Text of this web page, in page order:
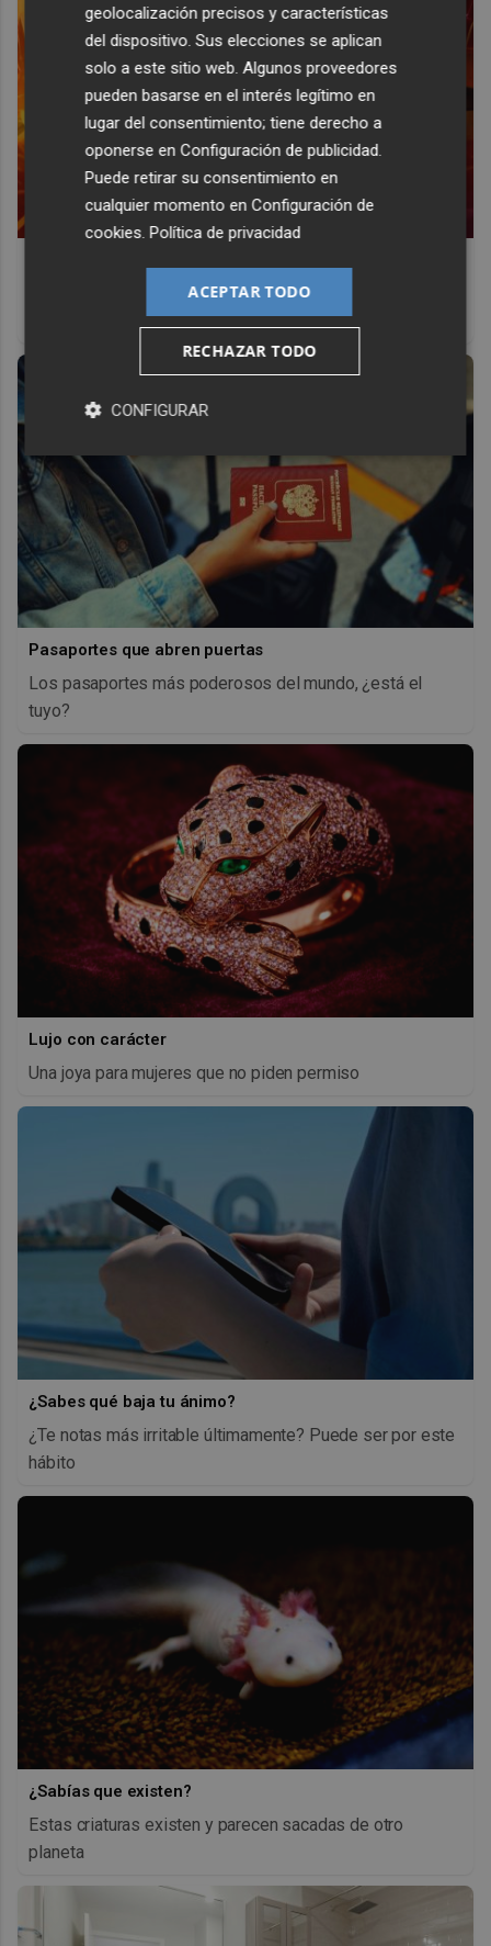
Un verdadero MMORPG de la vieja escuela ¡Cómo los de
antes, pero mejor!
Pasaportes que abren puertas
Los pasaportes más poderosos del mundo, ¿está el
tuyo?
Lujo con carácter
Una joya para mujeres que no piden permiso
¿Sabes qué baja tu ánimo?
¿Te notas más irritable últimamente? Puede ser por este
hábito
¿Sabías que existen?
Estas criaturas existen y parecen sacadas de otro
planeta
geolocalización precisos y características
del dispositivo. Sus elecciones se aplican
solo a este sitio web. Algunos proveedores
pueden basarse en el interés legítimo en
lugar del consentimiento; tiene derecho a
oponerse enConfiguración de publicidad
Puede retirar su consentimiento en
cualquier momento enConfiguración de
cookies .Política de privacidad
ACEPTAR TODO
RECHAZAR TODO
CONFIGURAR